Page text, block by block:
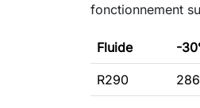
fonctionnement
Fluide -
R290